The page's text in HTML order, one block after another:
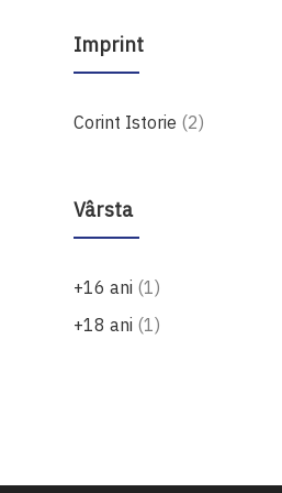
Imprint
Corint Istorie 2produse
Vârsta
+16 ani 1produs
+18 ani 1produs